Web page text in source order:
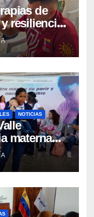
de
resiliencia
NOTICIAS
materna
para la